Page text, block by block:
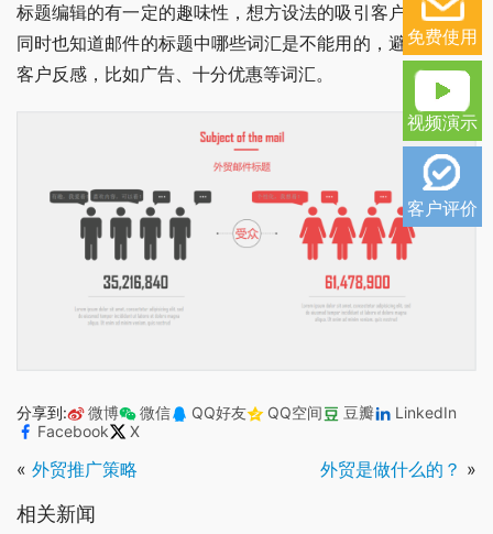
标题编辑的有一定的趣味性，想方设法的吸引客户的注意，
同时也知道邮件的标题中哪些词汇是不能用的，避免让外贸
客户反感，比如广告、十分优惠等词汇。
分享到: 微博 微信 QQ好友 QQ空间 豆瓣
LinkedIn
Facebook
X
« 外贸推广策略 外贸是做什么的？ »
相关新闻
免费使用
视频演示
客户评价